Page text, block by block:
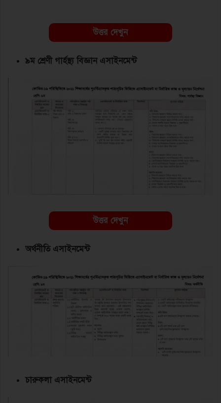
উত্তর দেখুন
৯ম শ্রেণী গার্হস্থ্য বিজ্ঞান এসাইনমেন্ট
উত্তর দেখুন
অর্থনীতি এসাইনমেন্ট
চারুকলা এসাইনমেন্ট